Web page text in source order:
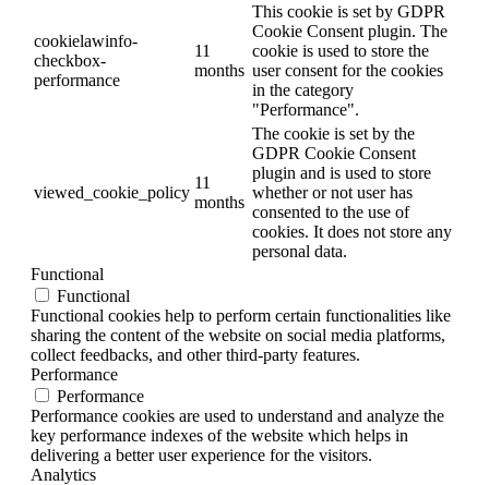
cookielawinfo-
checkbox-
performance
11
months
This cookie is set by GDPR
Cookie Consent plugin. The
cookie is used to store the
user consent for the cookies
in the category
"Performance".
viewed_cookie_policy
11
months
The cookie is set by the
GDPR Cookie Consent
plugin and is used to store
whether or not user has
consented to the use of
cookies. It does not store any
personal data.
Functional
Functional
Functional cookies help to perform certain functionalities like
sharing the content of the website on social media platforms,
collect feedbacks, and other third-party features.
Performance
Performance
Performance cookies are used to understand and analyze the
key performance indexes of the website which helps in
delivering a better user experience for the visitors.
Analytics